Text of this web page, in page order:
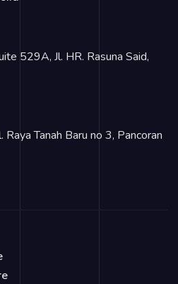
529A, Jl. HR. Rasuna Said,
Raya Tanah Baru no 3, Pancoran